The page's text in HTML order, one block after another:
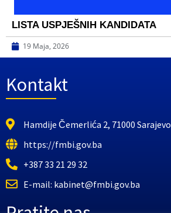
LISTA USPJEŠNIH KANDIDATA
19 Maja, 2026
Kontakt
Hamdije Čemerlića 2, 71000 Sarajevo
https://fmbi.gov.ba
+387 33 21 29 32
E-mail: kabinet@fmbi.gov.ba